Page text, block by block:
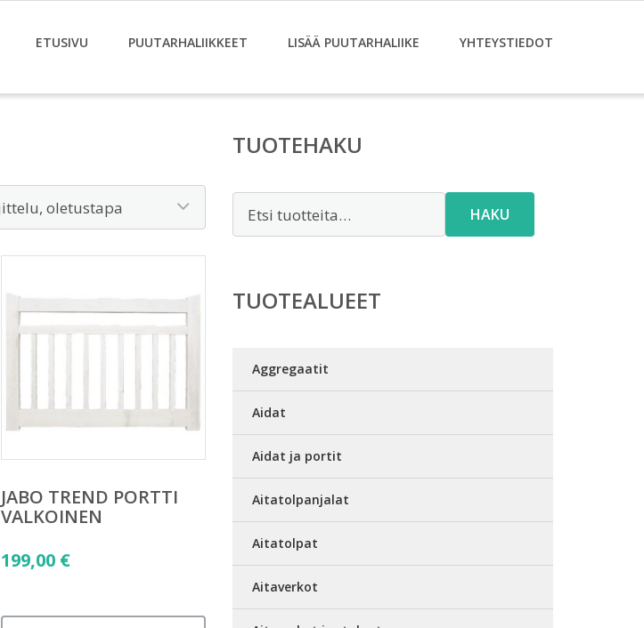
ETUSIVU PUUTARHALIIKKEET LISÄÄ PUUTARHALIIKE YHTEYSTIEDOT
JABO TREND PORTTI
VALKOINEN
199,00 €
TUOTEHAKU
HAKU
TUOTEALUEET
Aggregaatit
Aidat
Aidat ja portit
Aitatolpanjalat
Aitatolpat
Aitaverkot